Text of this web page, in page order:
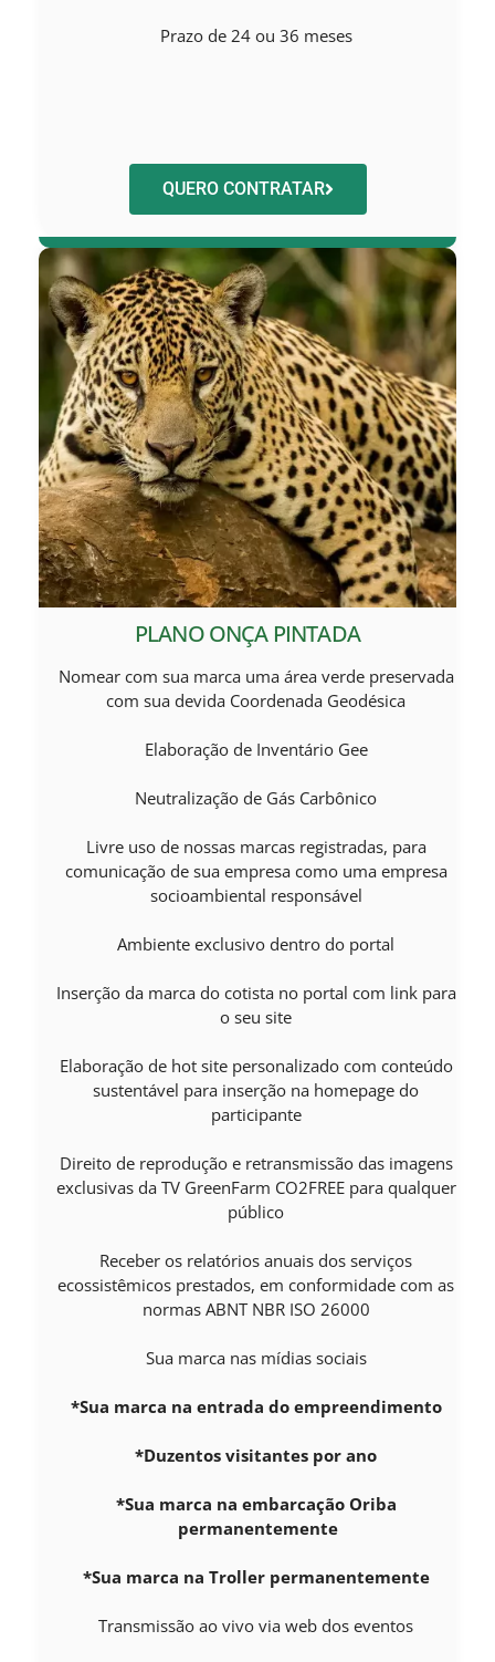
Prazo de 24 ou 36 meses
QUERO CONTRATAR
PLANO ONÇA PINTADA
Nomear com sua marca uma área verde preservada
com sua devida Coordenada Geodésica
Elaboração de Inventário Gee
Neutralização de Gás Carbônico
Livre uso de nossas marcas registradas, para
comunicação de sua empresa como uma empresa
socioambiental responsável
Ambiente exclusivo dentro do portal
Inserção da marca do cotista no portal com link para
o seu site
Elaboração de hot site personalizado com conteúdo
sustentável para inserção na homepage do
participante
Direito de reprodução e retransmissão das imagens
exclusivas da TV GreenFarm CO2FREE para qualquer
público
Receber os relatórios anuais dos serviços
ecossistêmicos prestados, em conformidade com as
normas ABNT NBR ISO 26000
Sua marca nas mídias sociais
*Sua marca na entrada do empreendimento
*Duzentos visitantes por ano
*Sua marca na embarcação Oriba
permanentemente
*Sua marca na Troller permanentemente
Transmissão ao vivo via web dos eventos